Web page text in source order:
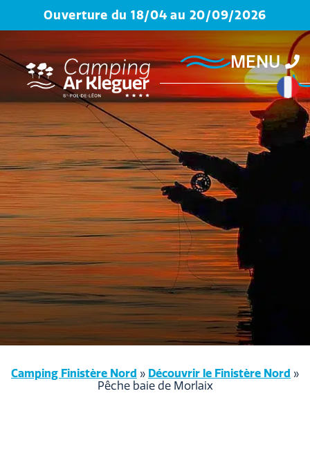
Ouverture du 18/04 au 20/09/2026
MENU
Camping Finistère Nord » Découvrir le Finistère Nord »
Pêche baie de Morlaix